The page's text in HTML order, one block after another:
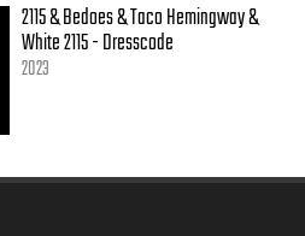
2115 & Bedoes & Taco Hemingway &
White 2115 - Dresscode
2023